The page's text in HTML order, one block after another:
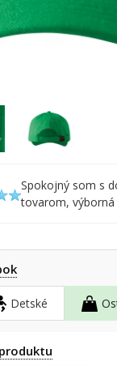
Spokojný som s
tovarom, výborná
Detské